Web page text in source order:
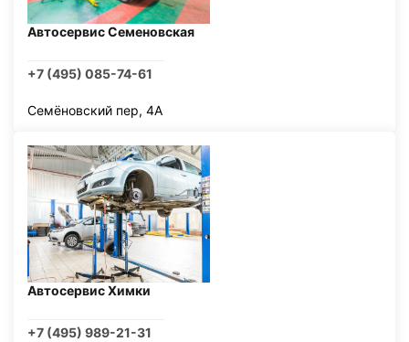
Автосервис Семеновская
+7 (495) 085-74-61
Семёновский пер, 4А
Автосервис Химки
+7 (495) 989-21-31